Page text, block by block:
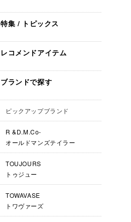
特集 / トピックス
レコメンドアイテム
ブランドで探す
ピックアップブランド
R &D.M.Co-
オールドマンズテイラー
TOUJOURS
トゥジュー
TOWAVASE
トワヴァーズ